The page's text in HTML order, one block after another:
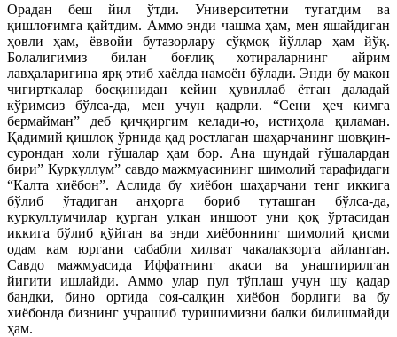
Орадан беш йил ўтди. Университетни тугатдим ва
қишлоғимга қайтдим. Аммо энди чашма ҳам, мен яшайдиган
ҳовли ҳам, ёввойи бутазорлару сўқмоқ йўллар ҳам йўқ.
Болалигимиз билан боғлиқ хотираларнинг айрим
лавҳаларигина ярқ этиб хаёлда намоён бўлади. Энди бу макон
чигирткалар босқинидан кейин ҳувиллаб ётган даладай
кўримсиз бўлса-да, мен учун қадрли. “Сени ҳеч кимга
бермайман” деб қичқиргим келади-ю, истиҳола қиламан.
Қадимий қишлоқ ўрнида қад ростлаган шаҳарчанинг шовқин-
сурондан холи гўшалар ҳам бор. Ана шундай гўшалардан
бири” Куркуллум” савдо мажмуасининг шимолий тарафидаги
“Калта хиёбон”. Аслида бу хиёбон шаҳарчани тенг иккига
бўлиб ўтадиган анҳорга бориб туташган бўлса-да,
куркуллумчилар қурган улкан иншоот уни қоқ ўртасидан
иккига бўлиб қўйган ва энди хиёбоннинг шимолий қисми
одам кам юргани сабабли хилват чакалакзорга айланган.
Савдо мажмуасида Иффатнинг акаси ва унаштирилган
йигити ишлайди. Аммо улар пул тўплаш учун шу қадар
бандки, бино ортида соя-салқин хиёбон борлиги ва бу
хиёбонда бизнинг учрашиб туришимизни балки билишмайди
ҳам.